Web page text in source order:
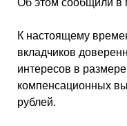
К настоящему
вкладчиков
интересов в
компенсационных
рублей.